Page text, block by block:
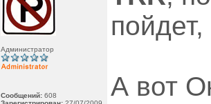
Администратор
Сообщений: 608
А вот